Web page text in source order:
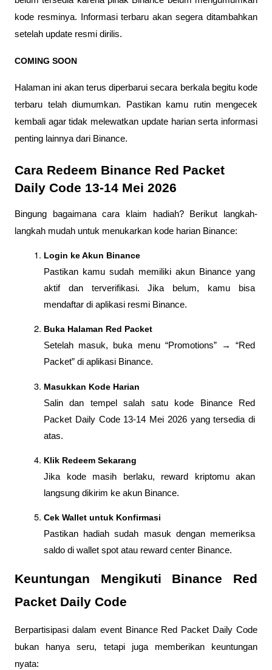
kode resminya. Informasi terbaru akan segera ditambahkan
setelah update resmi dirilis.
COMING SOON
Halaman ini akan terus diperbarui secara berkala begitu kode
terbaru telah diumumkan. Pastikan kamu rutin mengecek
kembali agar tidak melewatkan update harian serta informasi
penting lainnya dari Binance.
Cara Redeem Binance Red Packet
Daily Code 13-14 Mei 2026
Bingung bagaimana cara klaim hadiah? Berikut langkah-
langkah mudah untuk menukarkan kode harian Binance:
Login ke Akun Binance
Pastikan kamu sudah memiliki akun Binance yang
aktif dan terverifikasi. Jika belum, kamu bisa
mendaftar di aplikasi resmi Binance.
Buka Halaman Red Packet
Setelah masuk, buka menu “Promotions” → “Red
Packet” di aplikasi Binance.
Masukkan Kode Harian
Salin dan tempel salah satu kode Binance Red
Packet Daily Code 13-14 Mei 2026 yang tersedia di
atas.
Klik Redeem Sekarang
Jika kode masih berlaku, reward kriptomu akan
langsung dikirim ke akun Binance.
Cek Wallet untuk Konfirmasi
Pastikan hadiah sudah masuk dengan memeriksa
saldo di wallet spot atau reward center Binance.
Keuntungan Mengikuti Binance Red
Packet Daily Code
Berpartisipasi dalam event Binance Red Packet Daily Code
bukan hanya seru, tetapi juga memberikan keuntungan
nyata: